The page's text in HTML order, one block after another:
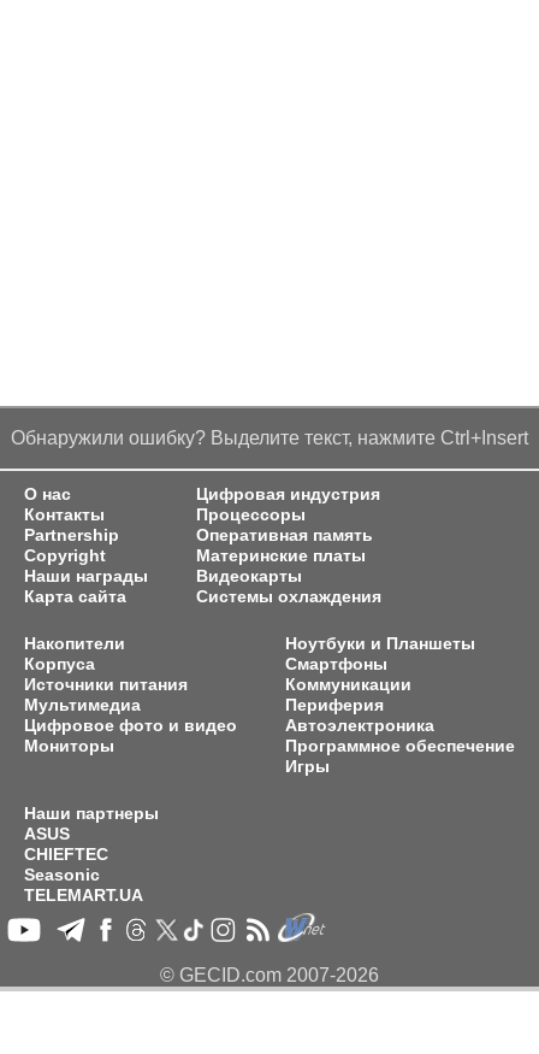
Обнаружили ошибку? Выделите текст, нажмите Ctrl+Insert
О нас
Контакты
Partnership
Copyright
Наши награды
Карта сайта
Цифровая индустрия
Процессоры
Оперативная память
Материнские платы
Видеокарты
Системы охлаждения
Накопители
Корпуса
Источники питания
Мультимедиа
Цифровое фото и видео
Мониторы
Ноутбуки и Планшеты
Смартфоны
Коммуникации
Периферия
Автоэлектроника
Программное обеспечение
Игры
Наши партнеры
ASUS
CHIEFTEC
Seasonic
TELEMART.UA
© GECID.com 2007-2026